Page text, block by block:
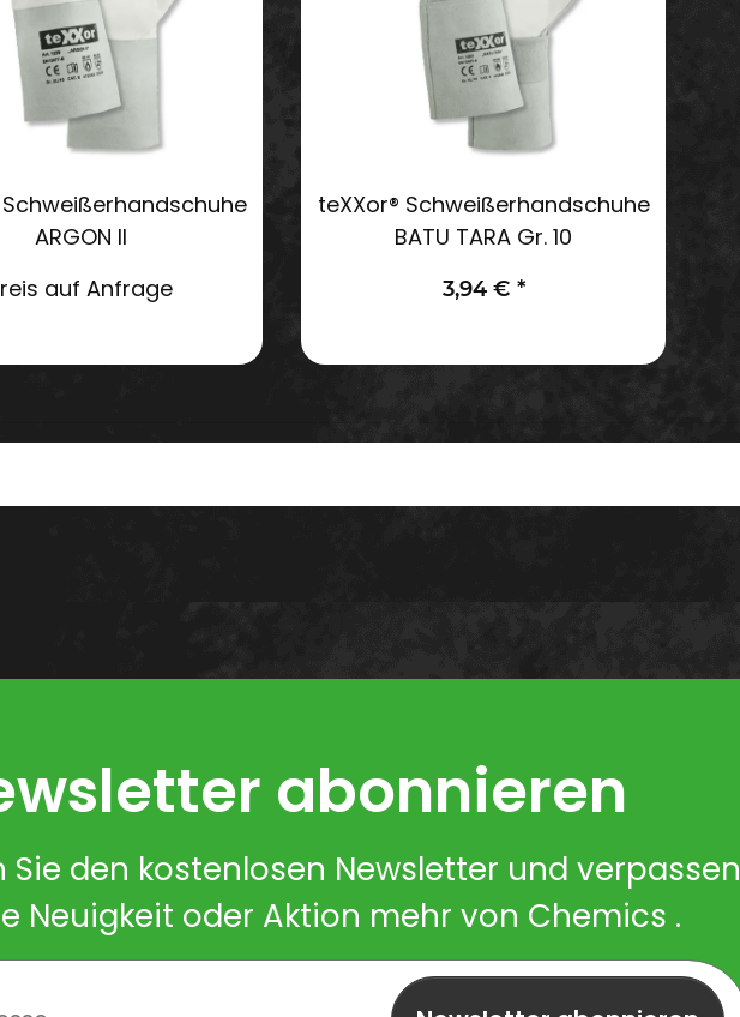
Schweißerhandschuhe
ARGON II
auf Anfrage
teXXor® Schweißerhandschuhe
BATU TARA Gr. 10
3,94 € *
abonnieren
Sie den kostenlosen Newsletter und verpassen
Neuigkeit oder Aktion mehr von Chemics .